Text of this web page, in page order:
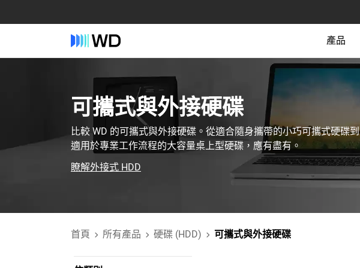
產品
可攜式與外接硬碟
比較 WD 的可攜式與外接硬碟。從適合隨身攜帶的小巧可攜式硬碟到
適用於專業工作流程的大容量桌上型硬碟，應有盡有。
瞭解外接式 HDD
首頁 所有產品 硬碟 (HDD) 可攜式與外接硬碟